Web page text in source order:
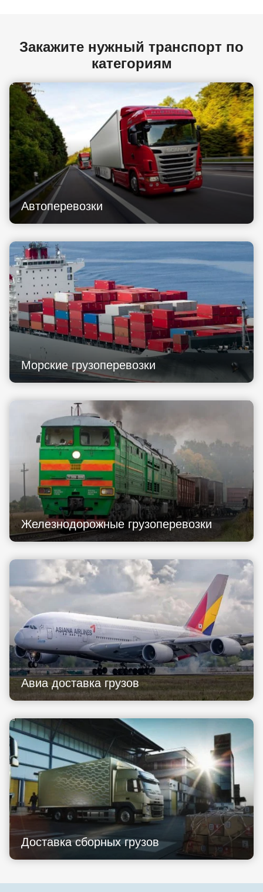
Закажите нужный транспорт по
категориям
Автоперевозки
Морские грузоперевозки
Железнодорожные грузоперевозки
Авиа доставка грузов
Доставка сборных грузов